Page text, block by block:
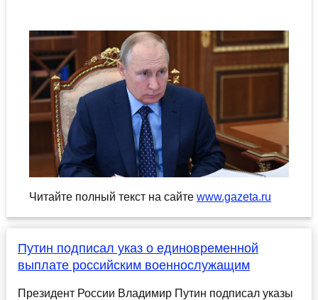
Читайте полный текст на сайте www.gazeta.ru
Путин подписал указ о единовременной
выплате российским военнослужащим
Президент России Владимир Путин подписал указы